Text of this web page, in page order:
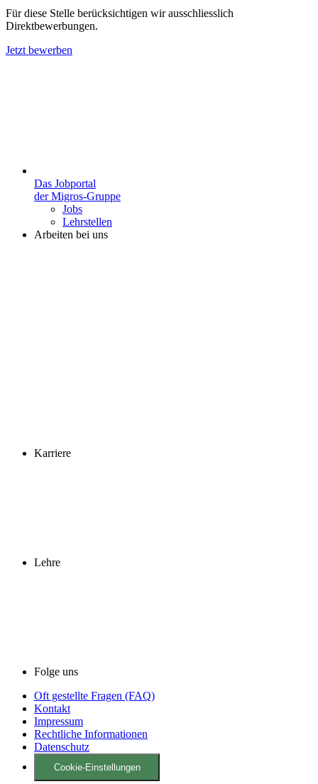
Für diese Stelle berücksichtigen wir ausschliesslich
Direktbewerbungen.
Jetzt bewerben
Das Jobportal
der Migros-Gruppe
Jobs
Lehrstellen
Arbeiten bei uns
Karriere
Lehre
Folge uns
Oft gestellte Fragen (FAQ)
Kontakt
Impressum
Rechtliche Informationen
Datenschutz
Cookie-Einstellungen